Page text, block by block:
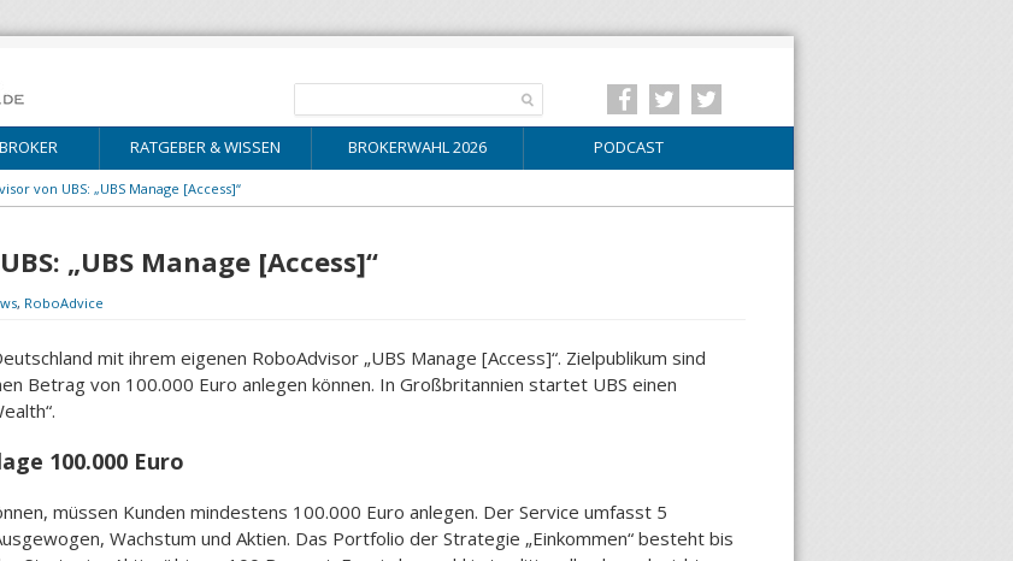
RATGEBER & WISSEN BROKERWAHL 2026 PODCAST
von UBS: „UBS Manage [Access]“
„UBS Manage [Access]“
, RoboAdvice
mit ihrem eigenen RoboAdvisor „UBS Manage [Access]“. Zielpublikum sind
Betrag von 100.000 Euro anlegen können. In Großbritannien startet UBS einen
100.000 Euro
müssen Kunden mindestens 100.000 Euro anlegen. Der Service umfasst 5
Wachstum und Aktien. Das Portfolio der Strategie „Einkommen“ besteht bis